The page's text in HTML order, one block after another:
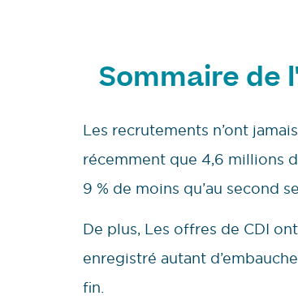
Sommaire de
Les recrutements n’ont
récemment que 4,6 millions
9 % de moins qu’au second
De plus, Les offres de CDI
enregistré autant
fin.